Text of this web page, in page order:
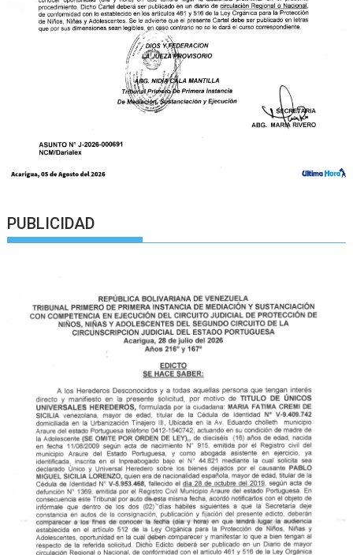
PUBLICIDAD